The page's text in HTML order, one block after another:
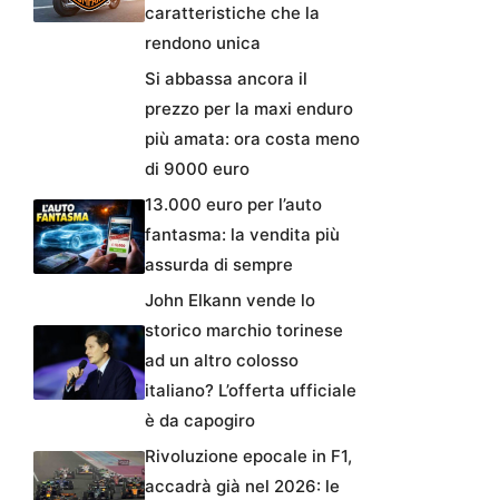
caratteristiche che la
rendono unica
Si abbassa ancora il
prezzo per la maxi enduro
più amata: ora costa meno
di 9000 euro
13.000 euro per l’auto
fantasma: la vendita più
assurda di sempre
John Elkann vende lo
storico marchio torinese
ad un altro colosso
italiano? L’offerta ufficiale
è da capogiro
Rivoluzione epocale in F1,
accadrà già nel 2026: le